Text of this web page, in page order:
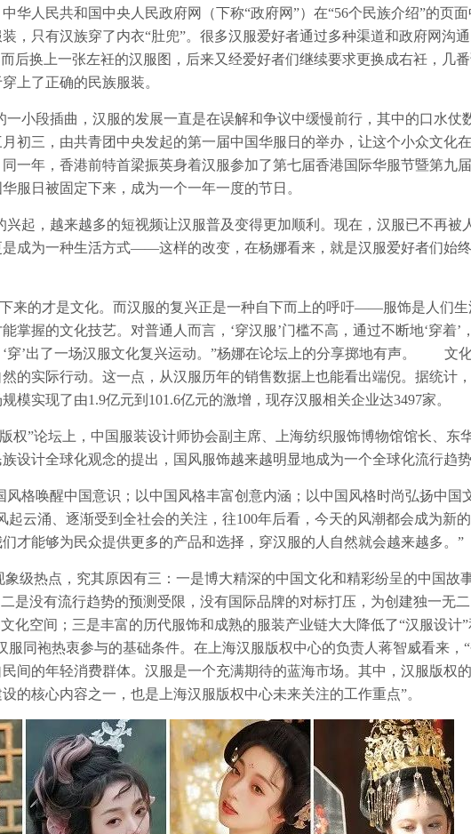
华人民共和国中央人民政府网（下称“政府网”）在“56个民族介绍”的页面
，只有汉族穿了内衣“肚兜”。很多汉服爱好者通过多种渠道和政府网沟
后换上一张左衽的汉服图，后来又经爱好者们继续要求更换成右衽，几番
上了正确的民族服装。
一小段插曲，汉服的发展一直是在误解和争议中缓慢前行，其中的口水仗
初三，由共青团中央发起的第一届中国华服日的举办，让这个小众文化
一年，香港前特首梁振英身着汉服参加了第七届香港国际华服节暨第九
服日被固定下来，成为一个一年一度的节日。
兴起，越来越多的短视频让汉服普及变得更加顺利。现在，汉服已不再被
成为一种生活方式——这样的改变，在杨娜看来，就是汉服爱好者们始
来的才是文化。而汉服的复兴正是一种自下而上的呼吁——服饰是人们生
掌握的文化技艺。对普通人而言，‘穿汉服’门槛不高，通过不断地‘穿着’
‘穿’出了一场汉服文化复兴运动。”杨娜在论坛上的分享掷地有声。 文
的实际行动。这一点，从汉服历年的销售数据上也能看出端倪。据统计
模实现了由1.9亿元到101.6亿元的激增，现存汉服相关企业达3497家。
权”论坛上，中国服装设计师协会副主席、上海纺织服饰博物馆馆长、东
设计全球化观念的提出，国风服饰越来越明显地成为一个全球化流行趋势
风格唤醒中国意识；以中国风格丰富创意内涵；以中国风格时尚弘扬中国
起云涌、逐渐受到全社会的关注，往100年后看，今天的风潮都会成为新
才能够为民众提供更多的产品和选择，穿汉服的人自然就会越来越多。”
象级热点，究其原因有三：一是博大精深的中国文化和精彩纷呈的中国故
是没有流行趋势的预测受限，没有国际品牌的对标打压，为创建独一无二
化空间；三是丰富的历代服饰和成熟的服装产业链大大降低了“汉服设计”
服同袍热衷参与的基础条件。在上海汉服版权中心的负责人蒋智威看来，“
间的年轻消费群体。汉服是一个充满期待的蓝海市场。其中，汉服版权
的核心内容之一，也是上海汉服版权中心未来关注的工作重点”。